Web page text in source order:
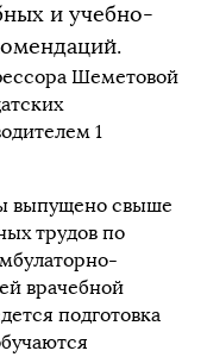
и учебно-
Шеметовой
1
выпущено свыше
трудов по
врачебной
подготовка